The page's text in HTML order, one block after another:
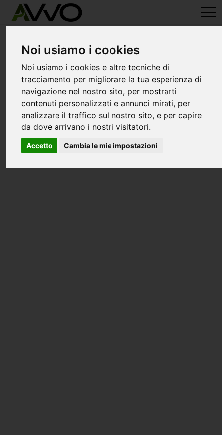
Noi usiamo i cookies
Noi usiamo i cookies e altre tecniche di
tracciamento per migliorare la tua esperienza di
navigazione nel nostro sito, per mostrarti
contenuti personalizzati e annunci mirati, per
analizzare il traffico sul nostro sito, e per capire
da dove arrivano i nostri visitatori.
Accetto Cambia le mie impostazioni
avvo-it>Cosenza> Avvocati acquaformosa